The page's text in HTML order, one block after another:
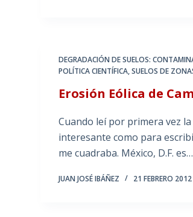
DEGRADACIÓN DE SUELOS:
POLÍTICA CIENTÍFICA,SUELOS DE
Erosión Eólica de
Cuando leí por primera vez
interesante como para
me cuadraba. México, D.F. es…
JUAN JOSÉ IBÁÑEZ 21 FEBRERO 2012